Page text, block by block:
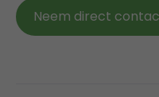
Neem direct